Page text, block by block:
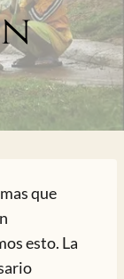
que
esto. La